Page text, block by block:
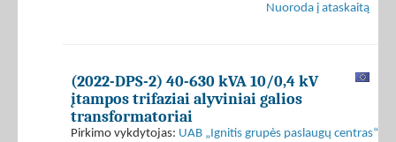
Nuoroda į ataskaitą
(2022-DPS-2) 40-630 kVA 10/0,4 kV
įtampos trifaziai alyviniai galios
transformatoriai
Pirkimo vykdytojas: UAB „Ignitis grupės paslaugų centras“